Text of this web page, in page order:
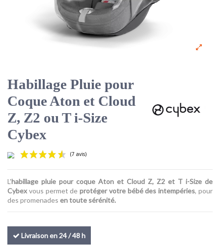
Habillage Pluie pour
Coque Aton et Cloud
Z, Z2 ou T i-Size
Cybex
(7 avis)
L'habillage pluie pour coque Aton et Cloud Z, Z2 et T i-Size de
Cybexvous permet deprotéger votre bébé des intempéries, pour
des promenades en toute sérénité.
Livraison en 24 / 48 h